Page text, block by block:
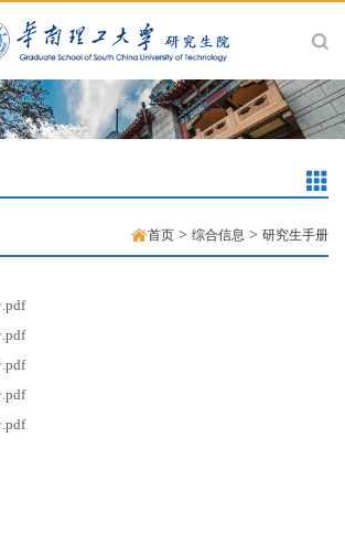
首页 > 综合信息 > 研究生手册